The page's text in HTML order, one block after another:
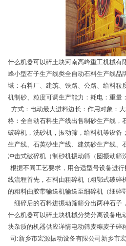
什么机器可以碎土块河南高峰重工机械有
峰小型石子生产线类全自动石料生产线品
域：石料厂、建筑、铁路、公路、给料粒
机制砂、粒度可调生产能力：耗电：重量
方式：电动最大进料边长：作用对象：
格：全自动石料生产线出售制砂生产线，
破碎机，洗砂机，振动筛，给料机等设备
生产线、石英砂生产线、建筑砂生产线、
冲击式破碎机（制砂机振动筛（圆振动筛
根据不同工艺要求，用合适型号设备进
线流程首先，石料由粗碎机（粗鄂式破碎
的粗料由胶带输送机输送至细碎机（细碎
细碎后的石料进振动筛筛分出两种石子
什么机器可以碎土块机械分类分离设备电
块杂质的机器供应详情电动筛麦糠麦子碎
司:新乡市宏源振动设备有限公司新乡市